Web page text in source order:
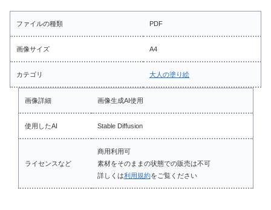
ファイルの種類 PDF
画像サイズ A4
カテゴリ 大人の塗り絵
画像詳細 画像生成AI使用
使用したAI Stable Diffusion
ライセンスなど
商用利用可
素材をそのままの状態での販売は不可
詳しくは利用規約をご覧ください